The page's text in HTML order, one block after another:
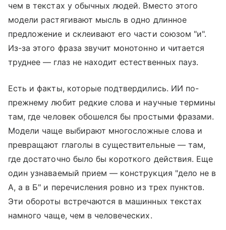
чем в текстах у обычных людей. Вместо этого
модели растягивают мысль в одно длинное
предложение и склеивают его части союзом "и".
Из-за этого фраза звучит монотонно и читается
труднее — глаз не находит естественных пауз.
Есть и факты, которые подтвердились. ИИ по-
прежнему любит редкие слова и научные термины
там, где человек обошелся бы простыми фразами.
Модели чаще выбирают многосложные слова и
превращают глаголы в существительные — там,
где достаточно было бы короткого действия. Еще
один узнаваемый прием — конструкция "дело не в
А, а в Б" и перечисления ровно из трех пунктов.
Эти обороты встречаются в машинных текстах
намного чаще, чем в человеческих.